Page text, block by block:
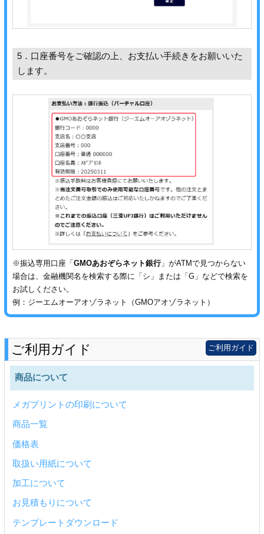
5．口座番号をご確認の上、お支払い手続きをお願いいた
します。
※振込専用口座「GMOあおぞらネット銀行 」がATMで見つからない
場合は、金融機関名を検索する際に「シ」または「G」などで検索を
お試しください。
例：ジーエムオーアオゾラネット（GMOアオゾラネット）
ご利用ガイド ご利用ガイド
商品について
メガプリントの印刷について
商品一覧
価格表
取扱い用紙について
加工について
お見積もりについて
テンプレートダウンロード